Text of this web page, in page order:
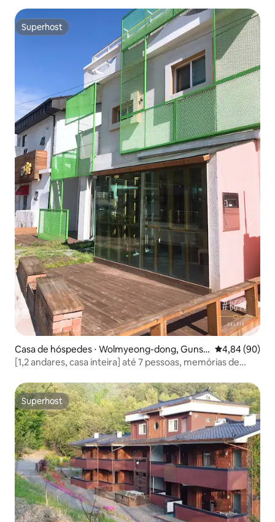
grandes.
Superhost
Superhost
Casa de hóspedes ⋅ Wolmyeong-dong, Gunsa
n
4,84 de uma
4,84 (90)
[1,2 andares, casa inteira] até 7 pessoas, memórias de
Superhost
Superhost